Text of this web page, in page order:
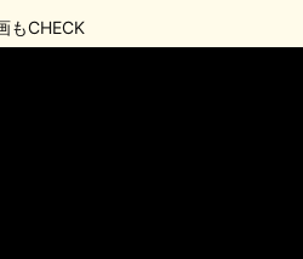
もCHECK